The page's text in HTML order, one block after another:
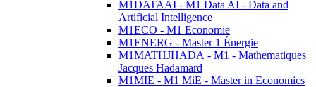
M1DATAAI - M1 Data AI - Data and
Artificial Intelligence
M1ECO - M1 Economie
M1ENERG - Master 1 Énergie
M1MATHJHADA - M1 - Mathematiques
Jacques Hadamard
M1MIE - M1 MiE - Master in Economics